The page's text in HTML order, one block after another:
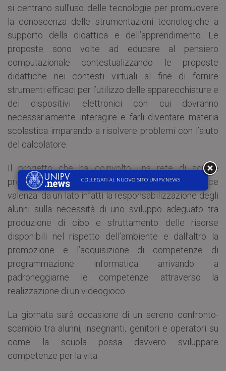
si centrano sull’uso delle tecnologie per promuovere
la conoscenza delle strumentazioni tecnologiche a
supporto della didattica e dell’apprendimento. Le
proposte sono volte ad educare al pensiero
computazionale contestualizzando le proposte
didattiche nei contesti virtuali al fine di fornire
strumenti efficaci per l’utilizzo delle apparecchiature e
dei dispositivi elettronici con cui dovranno
necessariamente interagire e farli diventare materia
scolastica imparando a risolvere problemi con l’aiuto
del calcolatore.
Il progetto che ha coinvolto una rete di scuole
presenti nella provincia, si è posto perciò una duplice
valenza: da un lato infatti la responsabilizzazione degli
alunni sulla necessità di uno sviluppo adeguato tra
produzione di cibo e sfruttamento delle risorse
disponibili nel rispetto dell’ambiente e dall’altro la
promozione e l’acquisizione di competenze di
programmazione informatica arrivando a
padroneggiarne le competenze attraverso la
realizzazione di un videogioco.
La giornata sarà occasione di un sereno confronto-
scambio tra alunni, insegnanti, genitori e operatori su
come la scuola possa davvero sviluppare
competenze per la vita.